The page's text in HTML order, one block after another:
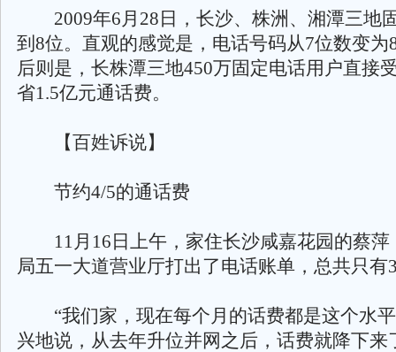
2009年6月28日，长沙、株洲、湘潭三地
到8位。直观的感觉是，电话号码从7位数变为
后则是，长株潭三地450万固定电话用户直接
省1.5亿元通话费。
【百姓诉说】
节约4/5的通话费
11月16日上午，家住长沙咸嘉花园的蔡萍
局五一大道营业厅打出了电话账单，总共只有
“我们家，现在每个月的话费都是这个水平
兴地说，从去年升位并网之后，话费就降下来